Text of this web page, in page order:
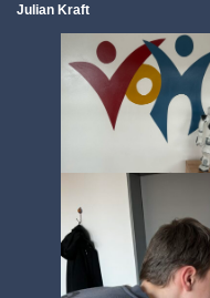
Julian Kraft